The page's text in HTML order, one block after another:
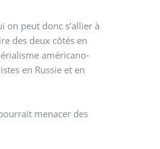
on peut donc s’allier à
des deux côtés en
américano-
en Russie et en
menacer des